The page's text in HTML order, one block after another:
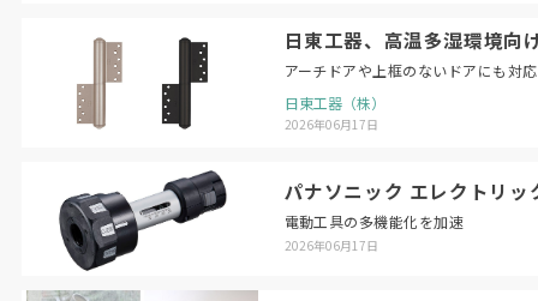
日東工器、高温多湿環境向
アーチドアや上框のないドアにも対応
日東工器（株）
2026年06月17日
パナソニック エレクトリ
電動工具の多機能化を加速
2026年06月17日